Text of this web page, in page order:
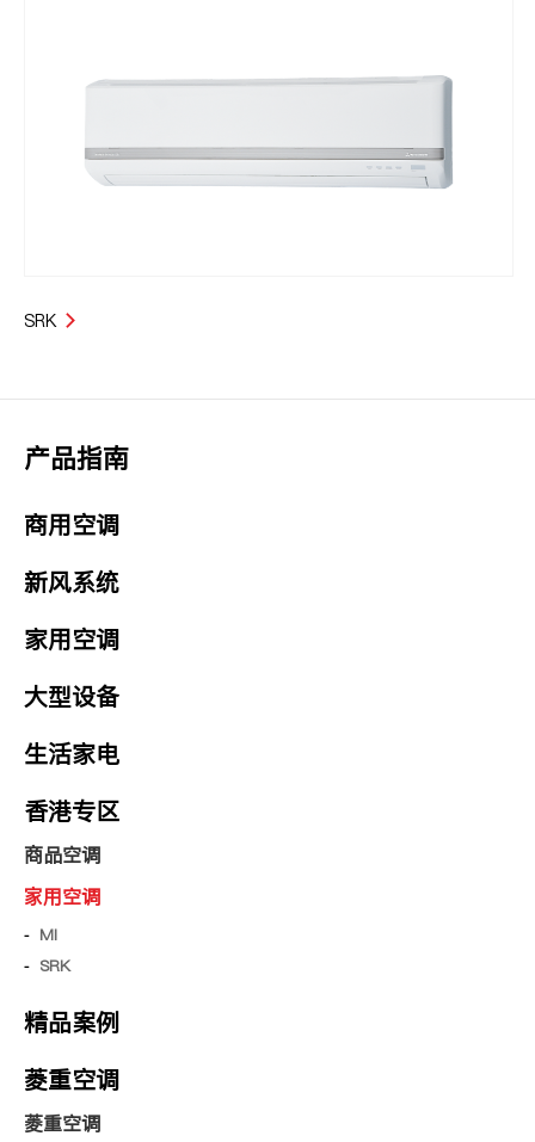
SRK
产品指南
商用空调
新风系统
家用空调
大型设备
生活家电
香港专区
商品空调
家用空调
MI
SRK
精品案例
菱重空调
菱重空调